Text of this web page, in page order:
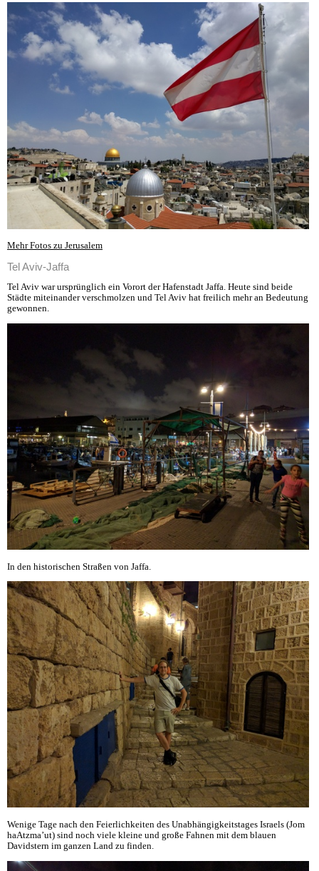
Mehr Fotos zu Jerusalem
Tel Aviv-Jaffa
Tel Aviv war ursprünglich ein Vorort der Hafenstadt Jaffa. Heute sind beide
Städte miteinander verschmolzen und Tel Aviv hat freilich mehr an Bedeutung
gewonnen.
In den historischen Straßen von Jaffa.
Wenige Tage nach den Feierlichkeiten des Unabhängigkeitstages Israels (Jom
haAtzma’ut) sind noch viele kleine und große Fahnen mit dem blauen
Davidstern im ganzen Land zu finden.